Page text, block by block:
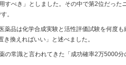
すべき」としました。その中で第2位だっ
。
薬品は化学合成実験と活性評価試験を何度
換えればいい」と述べました。
の常識と言われてきた「成功確率2万5000